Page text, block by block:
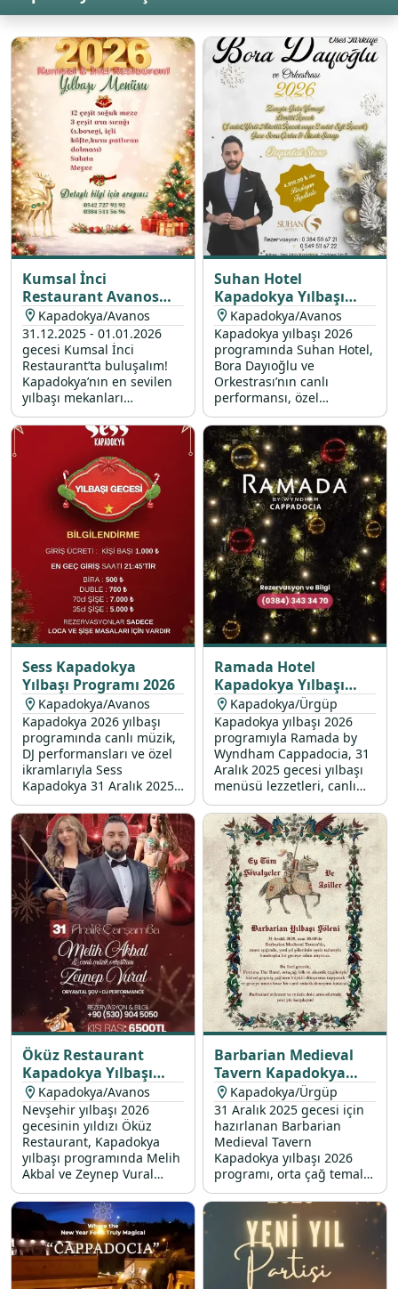
Kumsal İnci
Restaurant Avanos
Yılbaşı Programı 2026
Kapadokya/Avanos
31.12.2025 - 01.01.2026
gecesi Kumsal İnci
Restaurant’ta buluşalım!
Kapadokya’nın en sevilen
yılbaşı mekanları
arasındaki restoranımızda;
canlı yılbaşı konserleri ve
eğlenceli yılbaşı etkinlikleri
ile dolu unutulmaz bir
2026 programı sizi
bekliyor.
Suhan Hotel
Kapadokya Yılbaşı
Programı 2026
Kapadokya/Avanos
Kapadokya yılbaşı 2026
programında Suhan Hotel,
Bora Dayıoğlu ve
Orkestrası’nın canlı
performansı, özel
lezzetlerle dolu yılbaşı
menüsü ve yılbaşı
sürprizleri ile sizleri
bekliyor.
Sess Kapadokya
Yılbaşı Programı 2026
Kapadokya/Avanos
Kapadokya 2026 yılbaşı
programında canlı müzik,
DJ performansları ve özel
ikramlarıyla Sess
Kapadokya 31 Aralık 2025
gecesi sizleri
unutulmayacak bir
eğlenceye davet ediyor.
Ramada Hotel
Kapadokya Yılbaşı
Programı 2026
Kapadokya/Ürgüp
Kapadokya yılbaşı 2026
programıyla Ramada by
Wyndham Cappadocia, 31
Aralık 2025 gecesi yılbaşı
menüsü lezzetleri, canlı
müzik ve özel ikramlarla
unutulmaz bir gecenin
kapılarını aralıyor.
Öküz Restaurant
Kapadokya Yılbaşı
Programı 2026
Kapadokya/Avanos
Nevşehir yılbaşı 2026
gecesinin yıldızı Öküz
Restaurant, Kapadokya
yılbaşı programında Melih
Akbal ve Zeynep Vural
sahne performansları, özel
yılbaşı menüsü ve
dahasıyla sizi bekliyor.
Barbarian Medieval
Tavern Kapadokya
Yılbaşı Programı 2026
Kapadokya/Ürgüp
31 Aralık 2025 gecesi için
hazırlanan Barbarian
Medieval Tavern
Kapadokya yılbaşı 2026
programı, orta çağ temalı
canlı müzik ve eşsiz
lezzetlerden oluşan yılbaşı
menüsü ile sizleri bekliyor.